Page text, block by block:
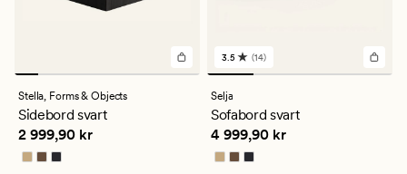
Stella, Forms & Objects
Sidebord svart
Pris 2 999,90 kr
2 999,90 kr
14
anmeldelser
med
en
gjennomsnittlig
vurdering
på
3.5
3.5 (14)
Selja
Sofabord svart
Pris 4 999,90 kr
4 999,90 kr